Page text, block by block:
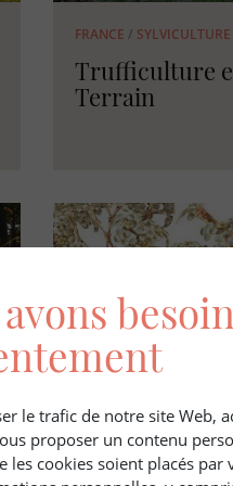
FRANCE / SYLVICULTURE
Trufficulture
Terrain
FRANCE /FISCALITE
le trafic de notre site Web,
proposer un contenu
les cookies soient placés